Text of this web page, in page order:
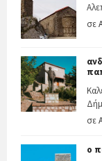
σε
σε
ο